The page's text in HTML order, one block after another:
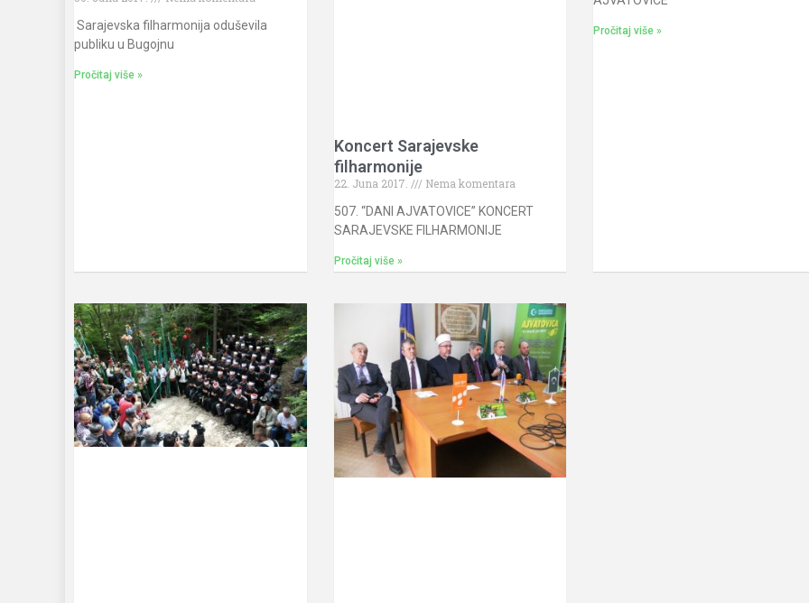
Sarajevska filharmonija oduševila
publiku u Bugojnu
Pročitaj više »
Koncert Sarajevske
filharmonije
22. Juna 2017.
Nema komentara
507. “DANI AJVATOVICE” KONCERT
SARAJEVSKE FILHARMONIJE
Pročitaj više »
Pročitaj više »